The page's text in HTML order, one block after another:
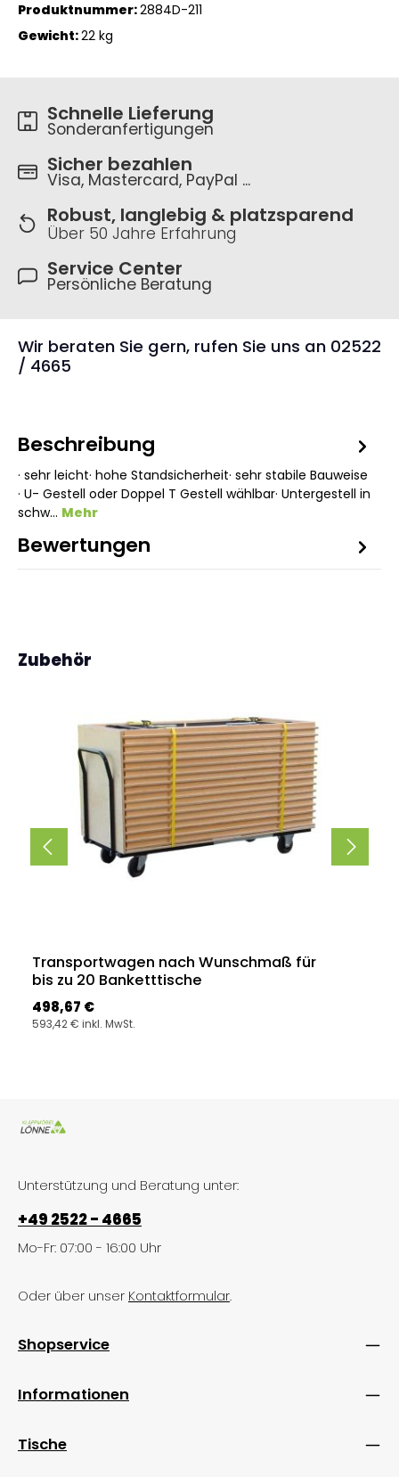
Produktnummer:2884D-211
Gewicht:22 kg
Schnelle Lieferung
Sonderanfertigungen
Sicher bezahlen
Visa, Mastercard, PayPal ...
Robust, langlebig & platzsparend
Über 50 Jahre Erfahrung
Service Center
Persönliche Beratung
Wir beraten Sie gern, rufen Sie uns an 02522
/ 4665
Beschreibung
· sehr leicht· hohe Standsicherheit· sehr stabile Bauweise
· U- Gestell oder Doppel T Gestell wählbar· Untergestell in
schw… Mehr
Bewertungen
Produktgalerie überspringen
Zubehör
Transportwagen nach Wunschmaß für
bis zu 20 Banketttische
Regulärer Preis:
498,67 €
593,42 € inkl. MwSt.
Unterstützung und Beratung unter:
+49 2522 - 4665
Mo-Fr: 07:00 - 16:00 Uhr
Oder über unser Kontaktformular.
Shopservice
Informationen
Tische